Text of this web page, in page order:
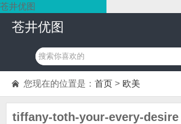
苍井优图
苍井优图
您现在的位置是： 首页 > 欧美
tiffany-toth-your-every-desire